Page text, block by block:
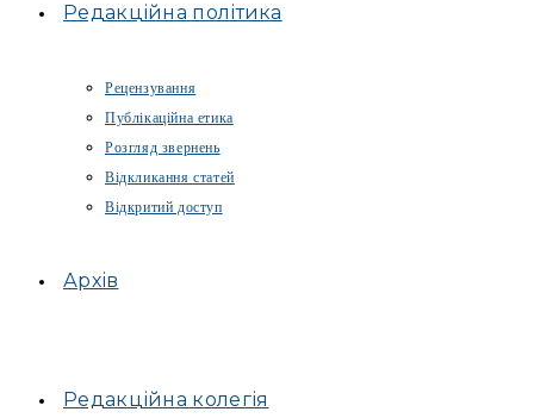
Редакційна політика
Рецензування
Публікаційна етика
Розгляд звернень
Відкликання статей
Відкритий доступ
Архів
Редакційна колегія